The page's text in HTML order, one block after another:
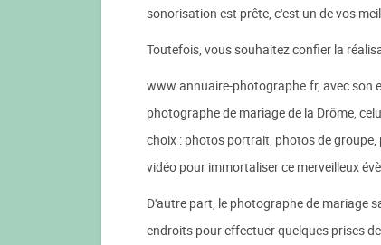
sonorisation est prête, c'est un de vos
Toutefois, vous souhaitez confier la
www.annuaire-photographe.fr, avec son
photographe de mariage de la Drôme,
choix : photos portrait, photos de
vidéo pour immortaliser ce merveilleux
D'autre part, le photographe de mariage
endroits pour effectuer quelques prises